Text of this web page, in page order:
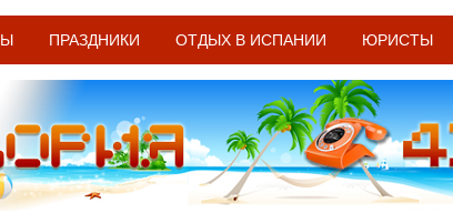
ПРАЗДНИКИ ОТДЫХ В ИСПАНИИ ЮРИСТЫ